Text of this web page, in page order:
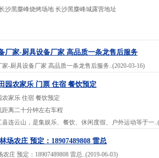
沙黑麋峰烧烤场地 长沙黑麋峰城露营地址
厂家-厨具设备厂家 高品质一条龙售后服务
-厨具设备厂家 高品质一条龙售后服务..(2020-03-16)
园农家乐 门票 住宿 餐饮预定
家乐 住宿 餐饮预定
离二十分钟左右车程
连云山，是集娱乐、餐饮、休闲度假、户外运动等于一
场农庄 预定：18907489808 雷总
庄 预定：18907489808 雷总..(2019-06-03)